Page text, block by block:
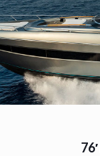
76′